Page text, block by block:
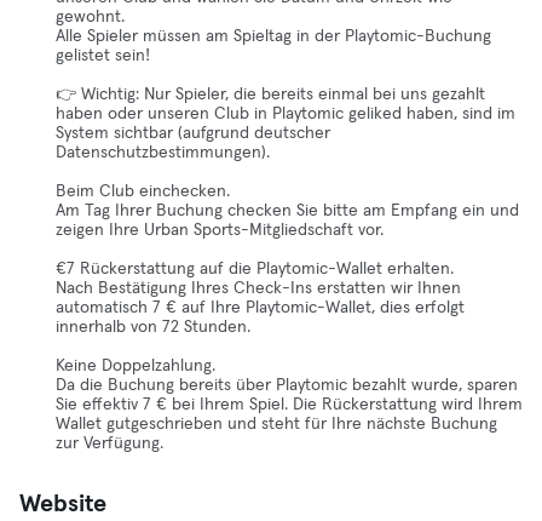
gewohnt.
Alle Spieler müssen am Spieltag in der Playtomic-Buchung
gelistet sein!
👉 Wichtig: Nur Spieler, die bereits einmal bei uns gezahlt
haben oder unseren Club in Playtomic geliked haben, sind im
System sichtbar (aufgrund deutscher
Datenschutzbestimmungen).
Beim Club einchecken.
Am Tag Ihrer Buchung checken Sie bitte am Empfang ein und
zeigen Ihre Urban Sports-Mitgliedschaft vor.
€7 Rückerstattung auf die Playtomic-Wallet erhalten.
Nach Bestätigung Ihres Check-Ins erstatten wir Ihnen
automatisch 7 € auf Ihre Playtomic-Wallet, dies erfolgt
innerhalb von 72 Stunden.
Keine Doppelzahlung.
Da die Buchung bereits über Playtomic bezahlt wurde, sparen
Sie effektiv 7 € bei Ihrem Spiel. Die Rückerstattung wird Ihrem
Wallet gutgeschrieben und steht für Ihre nächste Buchung
zur Verfügung.
Website